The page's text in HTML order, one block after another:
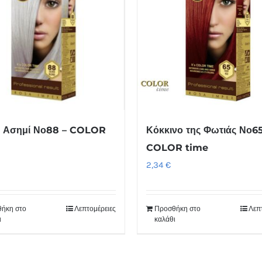
Ασημί Νο88 – COLOR
στο
Λεπτομέρειες
Κόκκινο της Φωτιάς
COLOR time
2,34 €
Προσθήκη στο
καλάθι